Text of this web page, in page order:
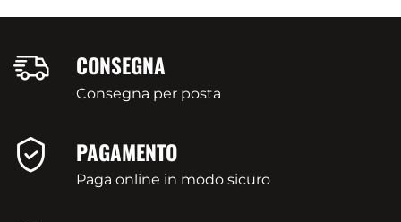
CONSEGNA
Consegna per posta
PAGAMENTO
Paga online in modo sicuro